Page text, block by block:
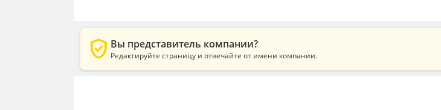
verified_user Вы представитель компании?
Редактируйте страницу и отвечайте от имени компании.